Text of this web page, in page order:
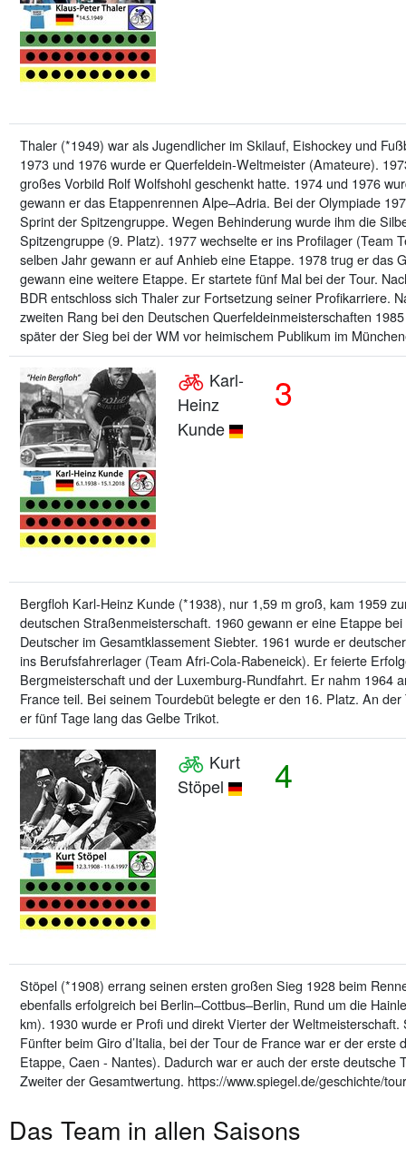
Thaler (*1949) war als Jugendlicher im Skilauf, Eishockey und
1973 und 1976 wurde er Querfeldein-Weltmeister (Amateure).
großes Vorbild Rolf Wolfshohl geschenkt hatte. 1974 und 1976
gewann er das Etappenrennen Alpe–Adria. Bei der Olympiade
Sprint der Spitzengruppe. Wegen Behinderung wurde ihm die
Spitzengruppe (9. Platz). 1977 wechselte er ins Profilager (Team
selben Jahr gewann er auf Anhieb eine Etappe. 1978 trug er das
gewann eine weitere Etappe. Er startete fünf Mal bei der Tour.
BDR entschloss sich Thaler zur Fortsetzung seiner Profikarriere.
zweiten Rang bei den Deutschen Querfeldeinmeisterschaften
später der Sieg bei der WM vor heimischem Publikum im
Karl-
Heinz
Kunde
3
Bergfloh Karl-Heinz Kunde (*1938), nur 1,59 m groß, kam 1959
deutschen Straßenmeisterschaft. 1960 gewann er eine Etappe
Deutscher im Gesamtklassement Siebter. 1961 wurde er
ins Berufsfahrerlager (Team Afri-Cola-Rabeneick). Er feierte
Bergmeisterschaft und der Luxemburg-Rundfahrt. Er nahm 1964
France teil. Bei seinem Tourdebüt belegte er den 16. Platz. An
er fünf Tage lang das Gelbe Trikot.
Kurt
Stöpel
4
Stöpel (*1908) errang seinen ersten großen Sieg 1928 beim
ebenfalls erfolgreich bei Berlin–Cottbus–Berlin, Rund um die
km). 1930 wurde er Profi und direkt Vierter der
Fünfter beim Giro d’Italia, bei der Tour de France war er der
Etappe, Caen - Nantes). Dadurch war er auch der erste deutsche
Zweiter der Gesamtwertung. https://www.spiegel.de/geschichte/
Das Team in allen Saisons